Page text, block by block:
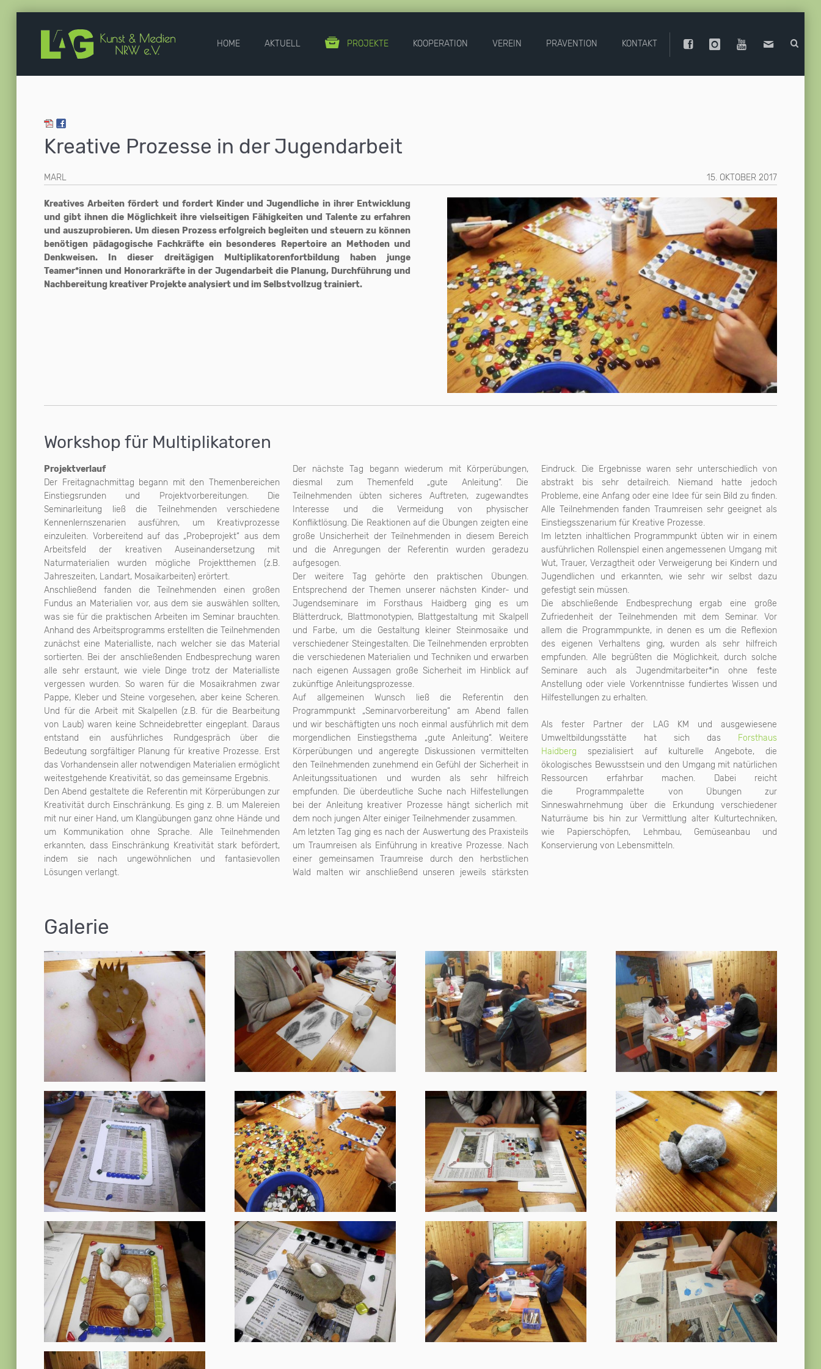
HOME AKTUELL PROJEKTE KOOPERATION VEREIN PRÄVENTION KONTAKT
Kreative Prozesse in der Jugendarbeit
MARL 15. OKTOBER 2017
Kreatives Arbeiten fördert und fordert Kinder und Jugendliche in ihrer Entwicklung
und gibt ihnen die Möglichkeit ihre vielseitigen Fähigkeiten und Talente zu erfahren
und auszuprobieren. Um diesen Prozess erfolgreich begleiten und steuern zu können
benötigen pädagogische Fachkräfte ein besonderes Repertoire an Methoden und
Denkweisen. In dieser dreitägigen Multiplikatorenfortbildung haben junge
Teamer*innen und Honorarkräfte in der Jugendarbeit die Planung, Durchführung und
Nachbereitung kreativer Projekte analysiert und im Selbstvollzug trainiert.
Workshop für Multiplikatoren
Projektverlauf
Der Freitagnachmittag begann mit den Themenbereichen
Einstiegsrunden und Projektvorbereitungen. Die
Seminarleitung ließ die Teilnehmenden verschiedene
Kennenlernszenarien ausführen, um Kreativprozesse
einzuleiten. Vorbereitend auf das „Probeprojekt“ aus dem
Arbeitsfeld der kreativen Auseinandersetzung mit
Naturmaterialien wurden mögliche Projektthemen (z.B.
Jahreszeiten, Landart, Mosaikarbeiten) erörtert.
Anschließend fanden die Teilnehmenden einen großen
Fundus an Materialien vor, aus dem sie auswählen sollten,
was sie für die praktischen Arbeiten im Seminar brauchten.
Anhand des Arbeitsprogramms erstellten die Teilnehmenden
zunächst eine Materialliste, nach welcher sie das Material
sortierten. Bei der anschließenden Endbesprechung waren
alle sehr erstaunt, wie viele Dinge trotz der Materialliste
vergessen wurden. So waren für die Mosaikrahmen zwar
Pappe, Kleber und Steine vorgesehen, aber keine Scheren.
Und für die Arbeit mit Skalpellen (z.B. für die Bearbeitung
von Laub) waren keine Schneidebretter eingeplant. Daraus
entstand ein ausführliches Rundgespräch über die
Bedeutung sorgfältiger Planung für kreative Prozesse. Erst
das Vorhandensein aller notwendigen Materialien ermöglicht
weitestgehende Kreativität, so das gemeinsame Ergebnis.
Den Abend gestaltete die Referentin mit Körperübungen zur
Kreativität durch Einschränkung. Es ging z. B. um Malereien
mit nur einer Hand, um Klangübungen ganz ohne Hände und
um Kommunikation ohne Sprache. Alle Teilnehmenden
erkannten, dass Einschränkung Kreativität stark befördert,
indem sie nach ungewöhnlichen und fantasievollen
Lösungen verlangt.
Der nächste Tag begann wiederum mit Körperübungen,
diesmal zum Themenfeld „gute Anleitung“. Die
Teilnehmenden übten sicheres Auftreten, zugewandtes
Interesse und die Vermeidung von physischer
Konfliktlösung. Die Reaktionen auf die Übungen zeigten eine
große Unsicherheit der Teilnehmenden in diesem Bereich
und die Anregungen der Referentin wurden geradezu
aufgesogen.
Der weitere Tag gehörte den praktischen Übungen.
Entsprechend der Themen unserer nächsten Kinder- und
Jugendseminare im Forsthaus Haidberg ging es um
Blätterdruck, Blattmonotypien, Blattgestaltung mit Skalpell
und Farbe, um die Gestaltung kleiner Steinmosaike und
verschiedener Steingestalten. Die Teilnehmenden erprobten
die verschiedenen Materialien und Techniken und erwarben
nach eigenen Aussagen große Sicherheit im Hinblick auf
zukünftige Anleitungsprozesse.
Auf allgemeinen Wunsch ließ die Referentin den
Programmpunkt „Seminarvorbereitung“ am Abend fallen
und wir beschäftigten uns noch einmal ausführlich mit dem
morgendlichen Einstiegsthema „gute Anleitung“. Weitere
Körperübungen und angeregte Diskussionen vermittelten
den Teilnehmenden zunehmend ein Gefühl der Sicherheit in
Anleitungssituationen und wurden als sehr hilfreich
empfunden. Die überdeutliche Suche nach Hilfestellungen
bei der Anleitung kreativer Prozesse hängt sicherlich mit
dem noch jungen Alter einiger Teilnehmender zusammen.
Am letzten Tag ging es nach der Auswertung des Praxisteils
um Traumreisen als Einführung in kreative Prozesse. Nach
einer gemeinsamen Traumreise durch den herbstlichen
Wald malten wir anschließend unseren jeweils stärksten
Eindruck. Die Ergebnisse waren sehr unterschiedlich von
abstrakt bis sehr detailreich. Niemand hatte jedoch
Probleme, eine Anfang oder eine Idee für sein Bild zu finden.
Alle Teilnehmenden fanden Traumreisen sehr geeignet als
Einstiegsszenarium für Kreative Prozesse.
Im letzten inhaltlichen Programmpunkt übten wir in einem
ausführlichen Rollenspiel einen angemessenen Umgang mit
Wut, Trauer, Verzagtheit oder Verweigerung bei Kindern und
Jugendlichen und erkannten, wie sehr wir selbst dazu
gefestigt sein müssen.
Die abschließende Endbesprechung ergab eine große
Zufriedenheit der Teilnehmenden mit dem Seminar. Vor
allem die Programmpunkte, in denen es um die Reflexion
des eigenen Verhaltens ging, wurden als sehr hilfreich
empfunden. Alle begrüßten die Möglichkeit, durch solche
Seminare auch als Jugendmitarbeiter*in ohne feste
Anstellung oder viele Vorkenntnisse fundiertes Wissen und
Hilfestellungen zu erhalten.
Als fester Partner der LAG KM und ausgewiesene
Umweltbildungsstätte hat sich das
Forsthaus
Haidberg spezialisiert auf kulturelle Angebote, die
ökologisches Bewusstsein und den Umgang mit natürlichen
Ressourcen erfahrbar machen. Dabei reicht
die Programmpalette von Übungen zur
Sinneswahrnehmung über die Erkundung verschiedener
Naturräume bis hin zur Vermittlung alter Kulturtechniken,
wie Papierschöpfen, Lehmbau, Gemüseanbau und
Konservierung von Lebensmitteln.
Galerie